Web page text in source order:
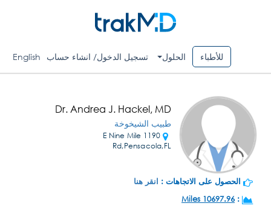
للأطباء الحلول تسجيل الدخول/ انشاء حساب English
Dr. Andrea J. Hackel, MD
طبيب الشيخوخة
1190 E Nine Mile
Rd,Pensacola,FL
الحصول على الاتجاهات : انقر هنا
:
10697.96 Miles